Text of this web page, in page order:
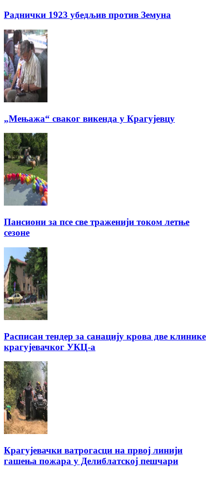
Раднички 1923 убедљив против Земуна
„Мењажа“ сваког викенда у Крагујевцу
Пансиони за псе све траженији током летње
сезоне
Расписан тендер за санацију крова две клинике
крагујевачког УКЦ-а
Крагујевачки ватрогасци на првој линији
гашења пожара у Делиблатској пешчари